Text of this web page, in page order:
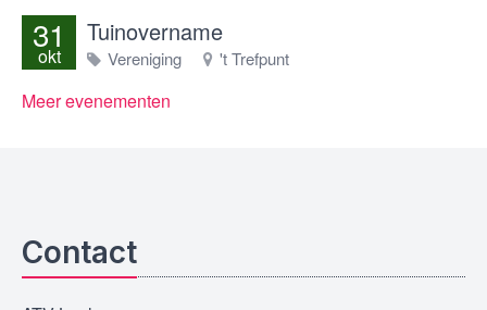
31
okt
Tuinovername
Vereniging 't Trefpunt
Meer evenementen
Contact